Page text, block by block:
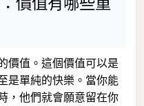
價值。這個價值可以是
是單純的快樂。當你能
，他們就會願意留在你